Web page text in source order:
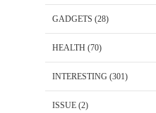
GADGETS (28)
HEALTH (70)
INTERESTING (301)
ISSUE (2)